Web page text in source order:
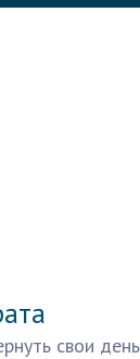
свои